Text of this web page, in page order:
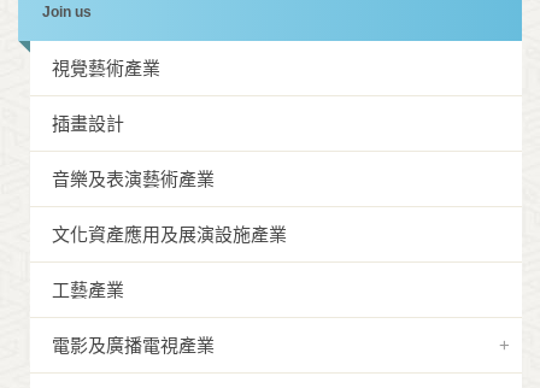
Join us
視覺藝術產業
插畫設計
音樂及表演藝術產業
文化資產應用及展演設施產業
工藝產業
電影及廣播電視產業